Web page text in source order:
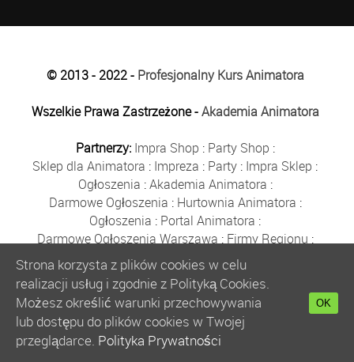
© 2013 - 2022 - Profesjonalny Kurs Animatora
Wszelkie Prawa Zastrzeżone -Akademia Animatora
Partnerzy: Impra Shop : Party Shop :
Sklep dla Animatora : Impreza : Party : Impra Sklep :
Ogłoszenia :Akademia Animatora :
Darmowe Ogłoszenia : Hurtownia Animatora :
Ogłoszenia : Portal Animatora :
Darmowe Ogłoszenia Warszawa : Firmy Regionu :
Płyn do Baniek:Solidne Firmy Ogłoszenia
Kurs Animatora:Solidna Firma:Bezpłatne Ogłoszenia
Animator Czasu Wolnego:
Bezpłatne Ogłoszenia Warszawa:sklep animatora:
Bańki Mydlane:Bezpłatne Ogłoszenia
Szkolenie Animatorów:Kurs Animatora
Strona korzysta z plików cookies w celu
realizacji usług i zgodnie z Polityką Cookies.
Możesz określić warunki przechowywania
lub dostępu do plików cookies w Twojej
przeglądarce. Polityka Prywatności
OK